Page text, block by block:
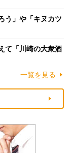
う」や「キヌカツ
て「川崎の大衆酒
一覧を見る